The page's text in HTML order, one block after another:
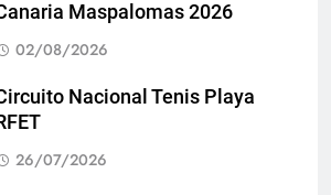
Maspalomas 2026
02/08/2026
Nacional Tenis Playa
26/07/2026